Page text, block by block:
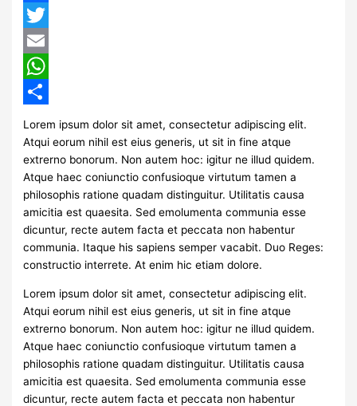
Facebook
Twitter
Email
WhatsApp
Share
Lorem ipsum dolor sit amet, consectetur adipiscing elit.
Atqui eorum nihil est eius generis, ut sit in fine atque
extrerno bonorum. Non autem hoc: igitur ne illud quidem.
Atque haec coniunctio confusioque virtutum tamen a
philosophis ratione quadam distinguitur. Utilitatis causa
amicitia est quaesita. Sed emolumenta communia esse
dicuntur, recte autem facta et peccata non habentur
communia. Itaque his sapiens semper vacabit. Duo Reges:
constructio interrete. At enim hic etiam dolore.
Lorem ipsum dolor sit amet, consectetur adipiscing elit.
Atqui eorum nihil est eius generis, ut sit in fine atque
extrerno bonorum. Non autem hoc: igitur ne illud quidem.
Atque haec coniunctio confusioque virtutum tamen a
philosophis ratione quadam distinguitur. Utilitatis causa
amicitia est quaesita. Sed emolumenta communia esse
dicuntur, recte autem facta et peccata non habentur